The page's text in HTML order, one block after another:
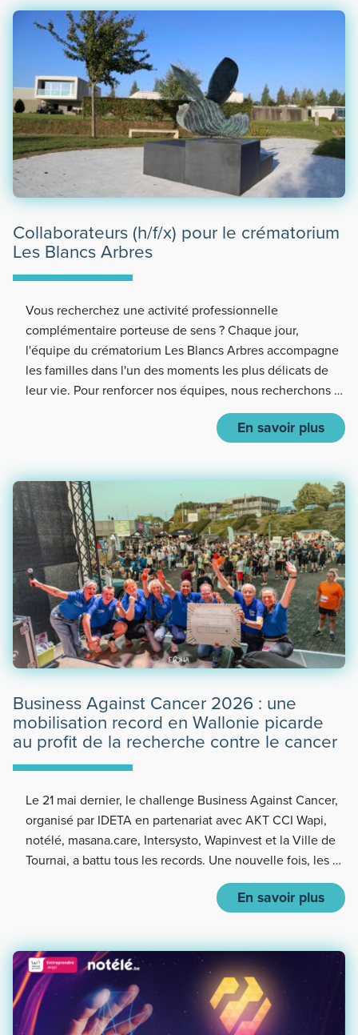
Collaborateurs (h/f/x) pour le crématorium
Les Blancs Arbres
Vous recherchez une activité professionnelle
complémentaire porteuse de sens ? Chaque jour,
l'équipe du crématorium Les Blancs Arbres accompagne
les familles dans l'un des moments les plus délicats de
leur vie. Pour renforcer nos équipes, nous recherchons …
En savoir plus
Business Against Cancer 2026 : une
mobilisation record en Wallonie picarde
au profit de la recherche contre le cancer
Le 21 mai dernier, le challenge Business Against Cancer,
organisé par IDETA en partenariat avec AKT CCI Wapi,
notélé, masana.care, Intersysto, Wapinvest et la Ville de
Tournai, a battu tous les records. Une nouvelle fois, les …
En savoir plus